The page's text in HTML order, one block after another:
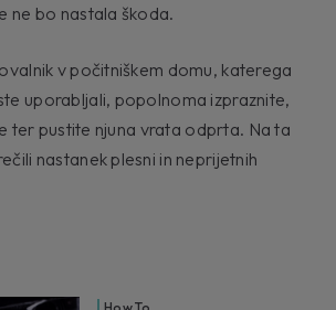
ne bo nastala škoda.
v počitniškem domu, katerega
uporabljali, popolnoma izpraznite,
ter pustite njuna vrata odprta. Na ta
nastanek plesni in neprijetnih